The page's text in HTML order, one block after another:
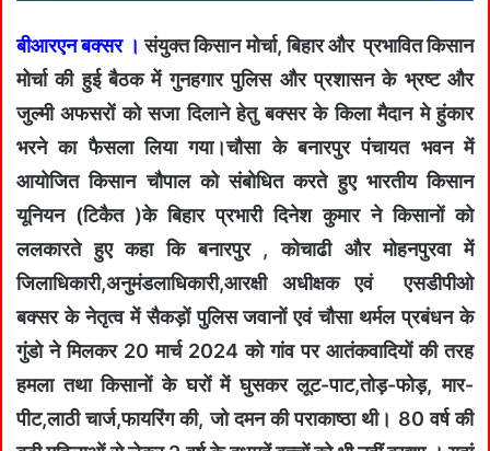
बीआरएन बक्सर ।संयुक्त किसान मोर्चा, बिहार और प्रभावित किसान
मोर्चा की हुई बैठक में गुनहगार पुलिस और प्रशासन के भ्रष्ट और
जुल्मी अफसरों को सजा दिलाने हेतु बक्सर के किला मैदान मे हुंकार
भरने का फैसला लिया गया।चौसा के बनारपुर पंचायत भवन में
आयोजित किसान चौपाल को संबोधित करते हुए भारतीय किसान
यूनियन (टिकैत )के बिहार प्रभारी दिनेश कुमार ने किसानों को
ललकारते हुए कहा कि बनारपुर , कोचाढी और मोहनपुरवा में
जिलाधिकारी,अनुमंडलाधिकारी,आरक्षी अधीक्षक एवं एसडीपीओ
बक्सर के नेतृत्व में सैकड़ों पुलिस जवानों एवं चौसा थर्मल प्रबंधन के
गुंडो ने मिलकर 20 मार्च 2024 को गांव पर आतंकवादियों की तरह
हमला तथा किसानों के घरों में घुसकर लूट-पाट,तोड़-फोड़, मार-
पीट,लाठी चार्ज,फायरिंग की, जो दमन की पराकाष्ठा थी। 80 वर्ष की